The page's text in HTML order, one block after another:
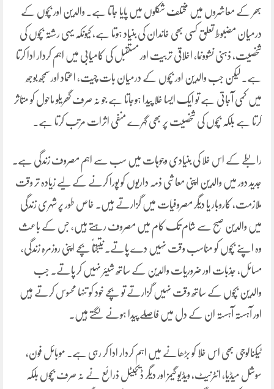
بھر کے معاشروں میں مختلف شکلوں میں پایا جاتا ہے۔ والدین اور بچوں کے
درمیان مضبوط تعلق کسی بھی خاندان کی بنیاد ہوتا ہے، کیونکہ یہی رشتہ بچوں کی
شخصیت، ذہنی نشوونما، اخلاقی تربیت اور مستقبل کی کامیابی میں اہم کردار ادا کرتا
ہے۔ لیکن جب والدین اور بچوں کے درمیان بات چیت، اعتماد اور سمجھ بوجھ
میں کمی آجاتی ہے تو ایک ایسا خلا پیدا ہوجاتا ہے جو نہ صرف گھریلو ماحول کو متاثر
کرتا ہے بلکہ بچوں کی شخصیت پر بھی گہرے منفی اثرات مرتب کرتا ہے۔
رابطے کے اس خلا کی بنیادی وجوہات میں سب سے اہم مصروف زندگی ہے۔
جدید دور میں والدین اپنی معاشی ذمہ داریوں کو پورا کرنے کے لیے زیادہ تر وقت
ملازمت، کاروبار یا دیگر مصروفیات میں گزارتے ہیں۔ خاص طور پر شہری زندگی
میں والدین صبح سے شام تک کام میں مصروف رہتے ہیں، جس کے باعث
وہ اپنے بچوں کو مناسب وقت نہیں دے پاتے۔ نتیجتاً بچے اپنی روزمرہ زندگی،
مسائل، جذبات اور ضروریات والدین کے ساتھ شیئر نہیں کر پاتے۔ جب
والدین بچوں کے ساتھ وقت نہیں گزارتے تو بچے خود کو تنہا محسوس کرتے ہیں
اور آہستہ آہستہ ان کے دل میں فاصلے پیدا ہونے لگتے ہیں۔
ٹیکنالوجی بھی اس خلا کو بڑھانے میں اہم کردار ادا کر رہی ہے۔ موبائل فون،
سوشل میڈیا، انٹرنیٹ، ویڈیو گیمز اور دیگر ڈیجیٹل ذرائع نے نہ صرف بچوں بلکہ